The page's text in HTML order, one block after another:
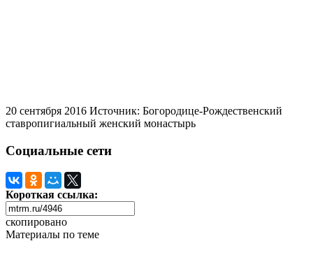
20 сентября 2016 Источник: Богородице-Рождественский
ставропигиальный женский монастырь
Социальные сети
Короткая ссылка:
скопировано
Материалы по теме